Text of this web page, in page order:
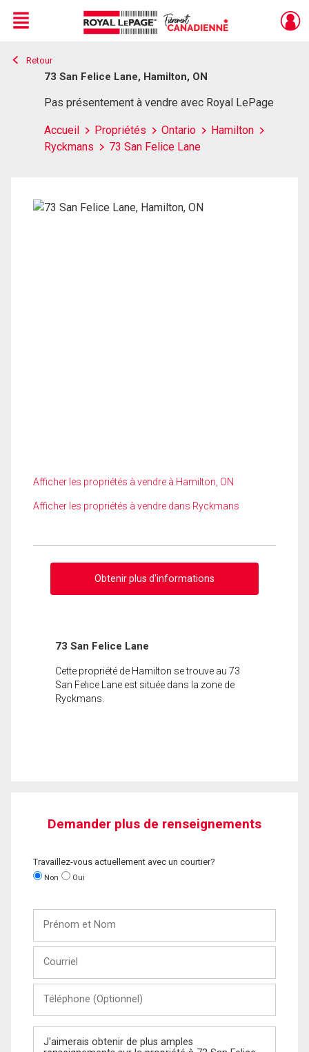
Live
En Direct
Menu
Retour
73 San Felice Lane, Hamilton, ON
Pas présentement à vendre avec Royal LePage
Accueil Propriétés Ontario
Hamilton
Ryckmans
73 San Felice Lane
Afficher les propriétés à vendre à Hamilton, ON
Afficher les propriétés à vendre dans Ryckmans
Obtenir plus d'informations
73 San Felice Lane
Cette propriété de Hamilton se trouve au 73
San Felice Lane est située dans la zone de
Ryckmans.
Demander plus de renseignements
Travaillez-vous actuellement avec un courtier?
Non Oui
Nom
(Optionnel)
Message